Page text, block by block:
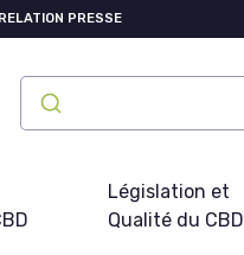
RELATION PRESSE
Législation et
Qualité du CBD